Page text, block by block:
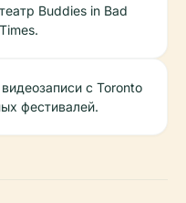
театр Buddies in Bad
Times.
с Toronto
фестивалей.